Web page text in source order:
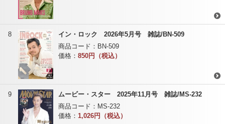
8
イン・ロック 2026年5月号 雑誌/BN-509
商品コード： BN-509
価格： 850円（税込）
9
ムービー・スター 2025年11月号 雑誌/MS-232
商品コード： MS-232
価格： 1,026円（税込）